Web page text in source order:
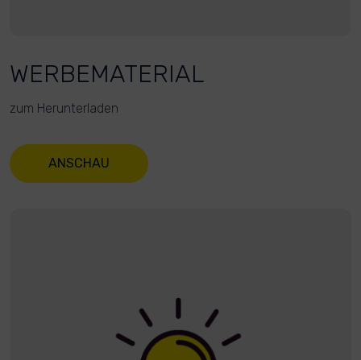
WERBEMATERIAL
zum Herunterladen
ANSCHAU